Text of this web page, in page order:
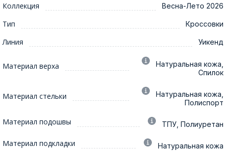
Коллекция Весна-Лето 2026
Тип Кроссовки
Линия Уикенд
Материал верха
Натуральная кожа,
Спилок
Материал стельки
Натуральная кожа,
Полиспорт
Материал подошвы ТПУ, Полиуретан
Материал подкладки Натуральная кожа